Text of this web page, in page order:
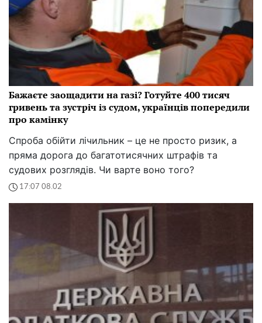
Бажаєте заощадити на газі? Готуйте 400 тисяч
гривень та зустріч із судом, українців попередили
про камінку
Спроба обійти лічильник – це не просто ризик, а
пряма дорога до багатотисячних штрафів та
судових розглядів. Чи варте воно того?
17:07 08.02